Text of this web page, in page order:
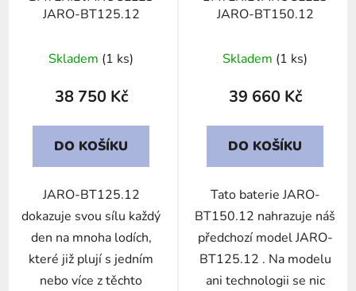
JARO-BT125.12
Skladem (1 ks)
38 750 Kč
DO KOŠÍKU
JARO-BT125.12
dokazuje svou sílu každý
den na mnoha lodích,
které již plují s jedním
nebo více z těchto
JARO-BT150.12
Skladem (1 ks)
39 660 Kč
DO KOŠÍKU
Tato baterie JARO-
BT150.12 nahrazuje náš
předchozí model JARO-
BT125.12 . Na modelu
ani technologii se nic